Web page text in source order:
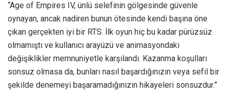
“Age of Empires IV, ünlü selefinin gölgesinde güvenle
oynayan, ancak nadiren bunun ötesinde kendi başına öne
çıkan gerçekten iyi bir RTS. İlk oyun hiç bu kadar pürüzsüz
olmamıştı ve kullanıcı arayüzü ve animasyondaki
değişiklikler memnuniyetle karşılandı. Kazanma koşulları
sonsuz olmasa da, bunları nasıl başardığınızın veya sefil bir
şekilde denemeyi başaramadığınızın hikayeleri sonsuzdur.”